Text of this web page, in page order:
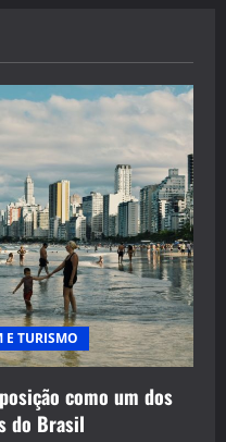
E TURISMO
como um dos
do Brasil